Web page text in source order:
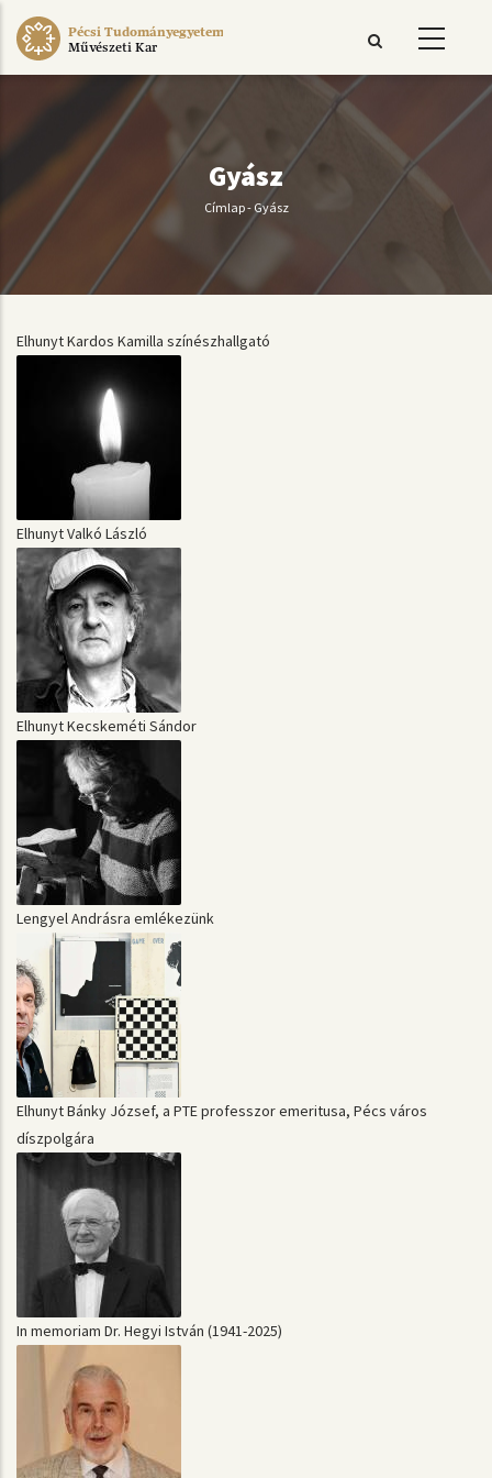
Ugrás
Pécsi Tudományegyetem
Művészeti Kar
Gyász
Morzsa
Címlap- Gyász
Elhunyt Kardos Kamilla színészhallgató
Elhunyt Valkó László
Elhunyt Kecskeméti Sándor
Lengyel Andrásra emlékezünk
Elhunyt Bánky József, a PTE professzor emeritusa, Pécs város
díszpolgára
In memoriam Dr. Hegyi István (1941-2025)